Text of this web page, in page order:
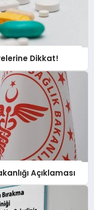
Dikkat!
Açıklaması